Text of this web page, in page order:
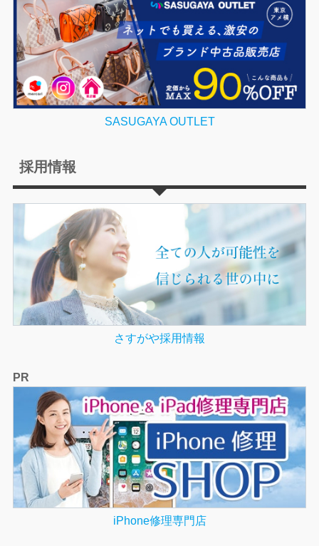
SASUGAYA OUTLET
採用情報
さすがや採用情報
PR
iPhone修理専門店